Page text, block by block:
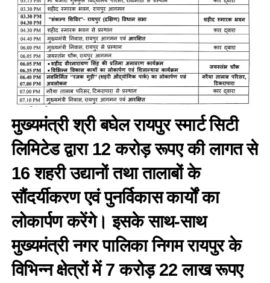
मुख्यमंत्री श्री बघेल रायपुर स्मार्ट सिटी
लिमिटेड द्वारा 12 करोड़ रूपए की लागत से
16 शहरी उद्यानों तथा तालाबों के
सौंदर्यीकरण एवं पुनर्विकास कार्याें का
लोकार्पण करेंगे। इसके साथ-साथ
मुख्यमंत्री नगर पालिका निगम रायपुर के
विभिन्न क्षेत्रों में 7 करोड़ 22 लाख रूपए